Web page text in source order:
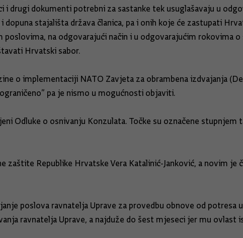
drugi dokumenti potrebni za sastanke tek usuglašavaju u
stajališta država članica, pa i onih koje će zastupati
na odgovarajući način i u odgovarajućim rokovima
Hrvatski sabor.
o implementaciji NATO Zavjeta za obrambena izdvajanja
pa je nismo u mogućnosti objaviti.
Odluke o osnivanju Konzulata. Točke su označene
Republike Hrvatske Vera Katalinić-Janković, a novim je
poslova ravnatelja Uprave za provedbu obnove od
ravnatelja Uprave, a najduže do šest mjeseci jer mu ovlast